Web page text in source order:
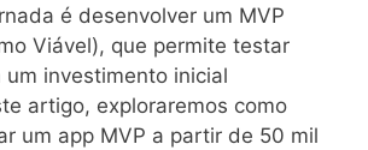
é desenvolver um MVP
Viável), que permite testar
um investimento inicial
artigo, exploraremos como
um app MVP a partir de 50 mil